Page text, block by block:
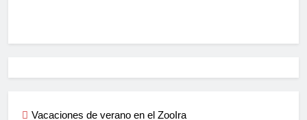
Vacaciones de verano en el ZooIra